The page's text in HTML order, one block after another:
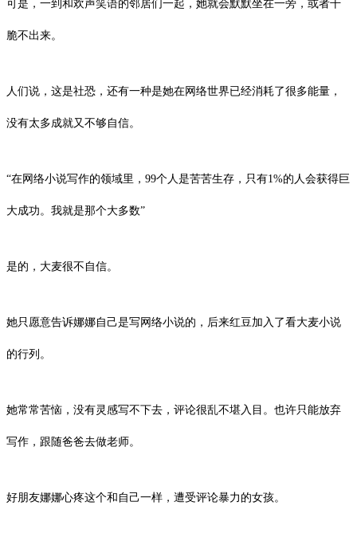
可是，一到和欢声笑语的邻居们一起，她就会默默坐在一旁，或者干
脆不出来。
人们说，这是社恐，还有一种是她在网络世界已经消耗了很多能量，
没有太多成就又不够自信。
“在网络小说写作的领域里，99个人是苦苦生存，只有1%的人会获得巨
大成功。我就是那个大多数”
是的，大麦很不自信。
她只愿意告诉娜娜自己是写网络小说的，后来红豆加入了看大麦小说
的行列。
她常常苦恼，没有灵感写不下去，评论很乱不堪入目。也许只能放弃
写作，跟随爸爸去做老师。
好朋友娜娜心疼这个和自己一样，遭受评论暴力的女孩。